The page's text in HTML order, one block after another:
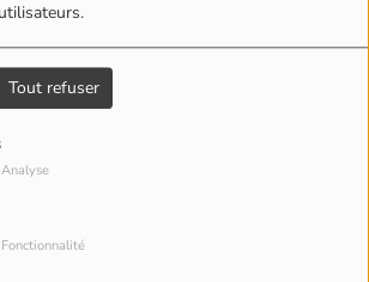
Tout refuser
vous avez
une erreur.
page que vous recherchez n’existe